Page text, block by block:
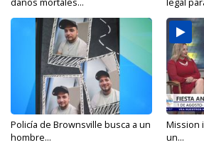
Policía de Brownsville busca a un
hombre...
Mission
un...